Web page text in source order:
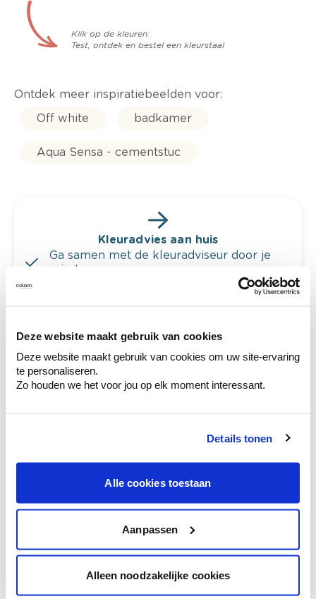
Deze website maakt gebruik van cookies
Deze website maakt gebruik van cookies om uw site-ervaring
te personaliseren.
Zo houden we het voor jou op elk moment interessant.
Details tonen
Alle cookies toestaan
Aanpassen
Alleen noodzakelijke cookies
Klik op de kleuren:
Test, ontdek en bestel een kleurstaal
Ontdek meer inspiratiebeelden voor:
Off white
badkamer
Aqua Sensa - cementstuc
Kleuradvies aan huis
Ga samen met de kleuradviseur door je
ruimtes.
Krijg kleuradvies op basis van de lichtinval
Krijg ineens een technologische check-up
Bekijk je kleur in de winkel
Ontdek er kleurechte stalen van je
kleurenselectie.
Bekijk er de bijhorende tinten om je kleur
te verfijnen.
Krijg persoonlijk advies om kleuren te